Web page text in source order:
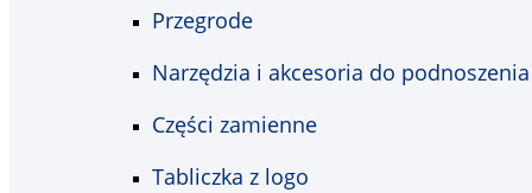
Przegrode
Narzędzia i akcesoria do podnoszenia
Części zamienne
Tabliczka z logo